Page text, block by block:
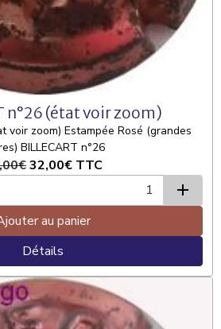
BILLECART n°26 (état voir zoom)
voir zoom) Estampée Rosé (grandes
BILLECART n°26
32,00€ TTC
au panier
Détails